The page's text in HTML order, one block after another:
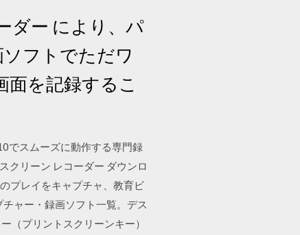
ダー により、パ
フトでただワ
を記録するこ
でスムーズに動作する専門録
クリーン レコーダー ダウンロ
プレイをキャプチャ、教育ビ
ャー・録画ソフト一覧。デス
（プリントスクリーンキー）